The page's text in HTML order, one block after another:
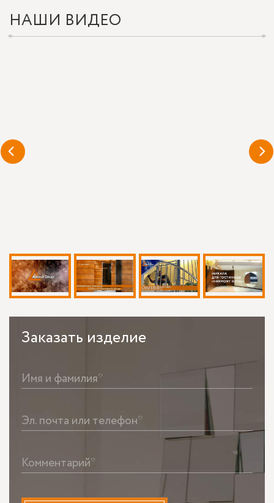
НАШИ ВИДЕО
Заказать изделие
Имя и фамилия*
Эл. почта или телефон*
Комментарий*